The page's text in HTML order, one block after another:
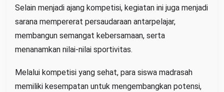
Selain menjadi ajang kompetisi, kegiatan ini juga menjadi
sarana mempererat persaudaraan antarpelajar,
membangun semangat kebersamaan, serta
menanamkan nilai-nilai sportivitas.
Melalui kompetisi yang sehat, para siswa madrasah
memiliki kesempatan untuk mengembangkan potensi,